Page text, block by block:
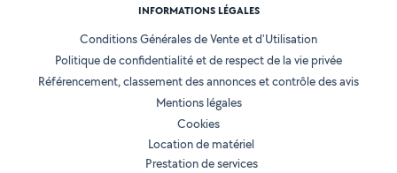
INFORMATIONS LÉGALES
Conditions Générales de Vente et d'Utilisation
Politique de confidentialité et de respect de la vie privée
Référencement, classement des annonces et contrôle des avis
Mentions légales
Cookies
Location de matériel
Prestation de services